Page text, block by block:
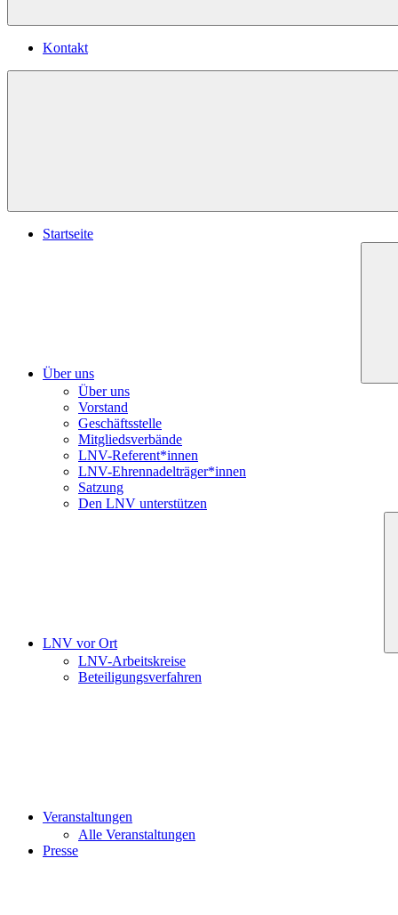
Kontakt
Startseite
Über uns
Über uns
Vorstand
Geschäftsstelle
Mitgliedsverbände
LNV-Referent*innen
LNV-Ehrennadelträger*innen
Satzung
Den LNV unterstützen
LNV vor Ort
LNV-Arbeitskreise
Beteiligungsverfahren
Veranstaltungen
Alle Veranstaltungen
Presse